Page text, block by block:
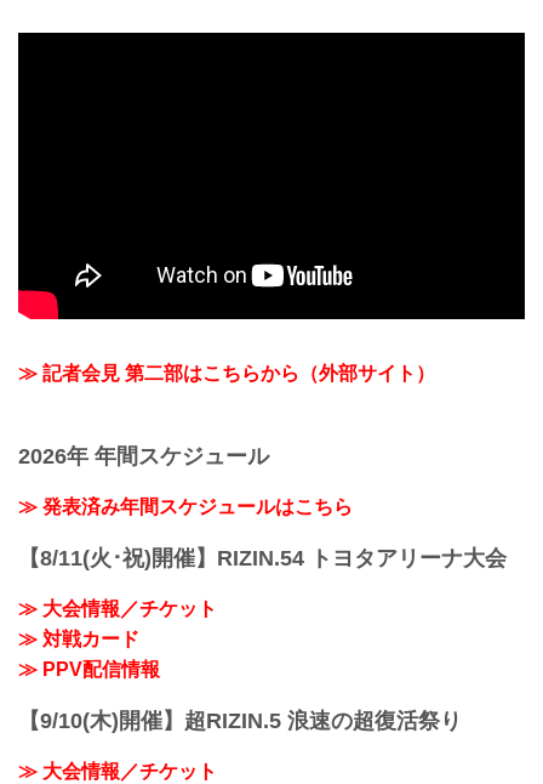
≫ 記者会見 第二部はこちらから（外部サイト）
2026年 年間スケジュール
≫ 発表済み年間スケジュールはこちら
【8/11(火･祝)開催】RIZIN.54 トヨタアリーナ大会
≫ 大会情報／チケット
≫ 対戦カード
≫ PPV配信情報
【9/10(木)開催】超RIZIN.5 浪速の超復活祭り
≫ 大会情報／チケット